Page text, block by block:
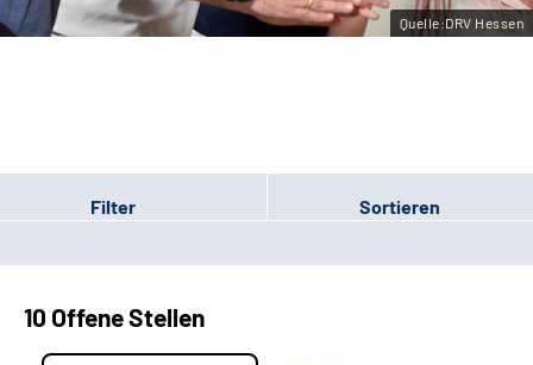
Quelle:DRV Hessen
Filter Sortieren
10 Offene Stellen